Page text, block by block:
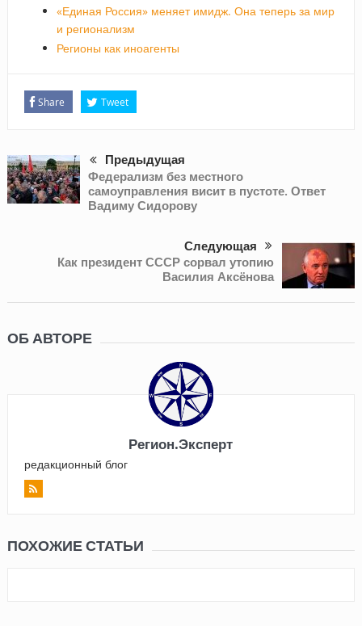
«Единая Россия» меняет имидж. Она теперь за мир
и регионализм
Регионы как иноагенты
Share Tweet
Предыдущая
Федерализм без местного
самоуправления висит в пустоте. Ответ
Вадиму Сидорову
Следующая
Как президент СССР сорвал утопию
Василия Аксёнова
ОБ АВТОРЕ
Регион.Эксперт
редакционный блог
ПОХОЖИЕ СТАТЬИ